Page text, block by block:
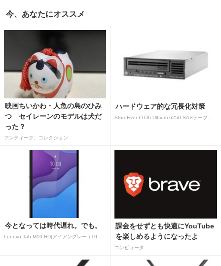
今、あなたにオススメ
映画ちいかわ・人魚の島のひみ
つ セイレーンのモデルは犬だ
った？
アンティーク、コレクション
ハードウェア的な冗長化対策
今となっては時代遅れ。でも。
課金をせずとも快適にYouTube
を楽しめるようになったよ
コンピュータ